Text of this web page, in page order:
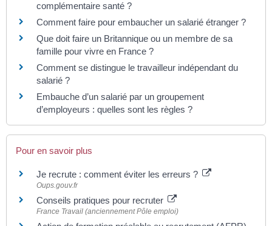
complémentaire santé ?
Comment faire pour embaucher un salarié étranger ?
Que doit faire un Britannique ou un membre de sa
famille pour vivre en France ?
Comment se distingue le travailleur indépendant du
salarié ?
Embauche d’un salarié par un groupement
d’employeurs : quelles sont les règles ?
Pour en savoir plus
Je recrute : comment éviter les erreurs ?
Oups.gouv.fr
Conseils pratiques pour recruter
France Travail (anciennement Pôle emploi)